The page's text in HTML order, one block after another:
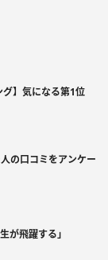
グ】気になる第1位
の口コミをアンケー
が飛躍する」